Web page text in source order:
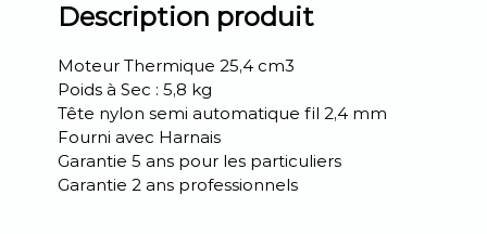
Description produit
Moteur Thermique 25,4 cm3
Poids à Sec : 5,8 kg
Tête nylon semi automatique fil 2,4 mm
Fourni avec Harnais
Garantie 5 ans pour les particuliers
Garantie 2 ans professionnels